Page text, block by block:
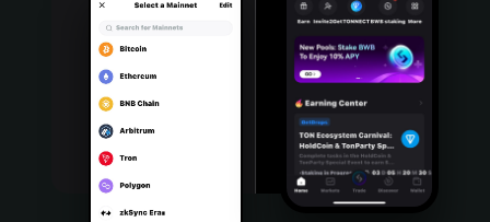
Português (Portugal)
Bahasa Indonesia